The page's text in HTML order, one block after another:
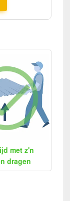
met z'n
dragen